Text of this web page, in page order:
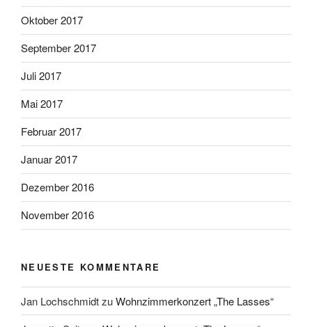
Oktober 2017
September 2017
Juli 2017
Mai 2017
Februar 2017
Januar 2017
Dezember 2016
November 2016
NEUESTE KOMMENTARE
Jan LochschmidtzuWohnzimmerkonzert „The Lasses“